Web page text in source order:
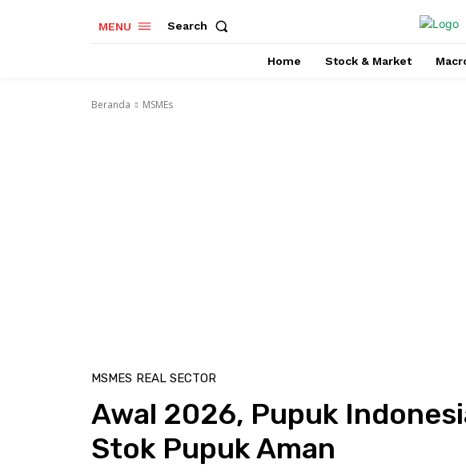
MENU Search
Home Stock & Market
Beranda MSMEs
MSMES REAL SECTOR
Awal 2026, Pupuk
Stok Pupuk Aman